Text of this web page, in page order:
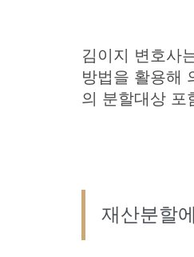
김이지 변호사
방법을 활용해
의 분할대상 포
재산분할